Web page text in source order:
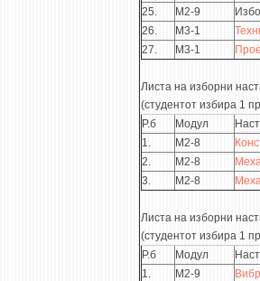
25.
М2-9
26.
М3-1
27.
М3-1
Листа на изборни
(студентот избира 1
Р.б
Модул
1.
М2-8
2.
М2-8
3.
М2-8
Листа на изборни
(студентот избира 1
Р.б
Модул
1.
М2-9